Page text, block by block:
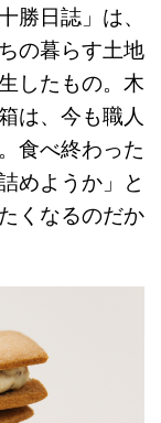
勝日誌」は、
の暮らす土地
したもの。木
は、今も職人
食べ終わった
めようか」と
くなるのだか